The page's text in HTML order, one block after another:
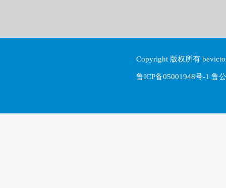
Copyright 版权所有
鲁ICP备05001948号-1 鲁